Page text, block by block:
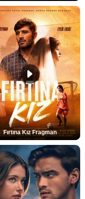
Fırtına Kız Fragman